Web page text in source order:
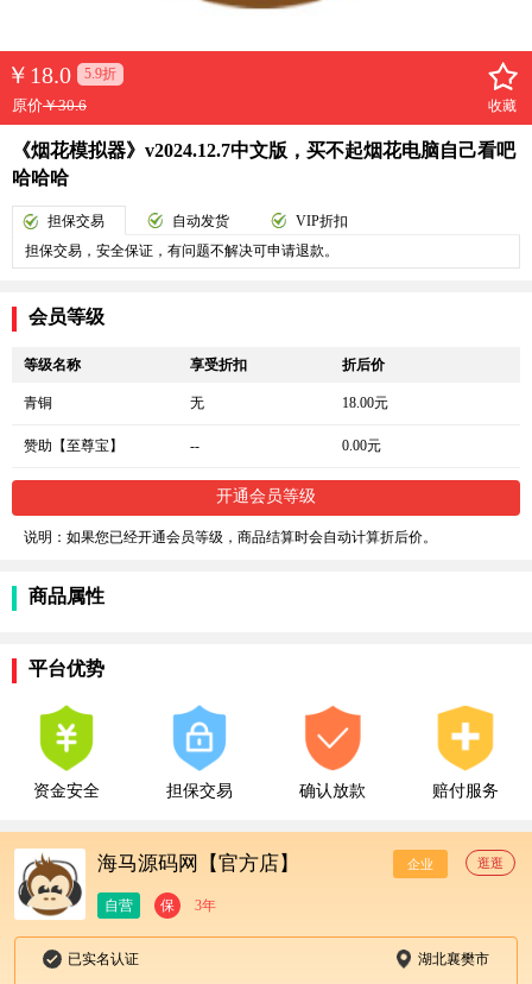
￥ 18.0 5.9折
原价￥30.6 收藏
《烟花模拟器》v2024.12.7中文版，买不起烟花电脑自己看吧
哈哈哈
担保交易 自动发货
VIP折扣
担保交易，安全保证，有问题不解决可申请退款。
会员等级
等级名称 享受折扣 折后价
青铜 无 18.00元
赞助【至尊宝】 -- 0.00元
开通会员等级
说明：如果您已经开通会员等级，商品结算时会自动计算折后价。
商品属性
平台优势
资金安全 担保交易 确认放款 赔付服务
海马源码网【官方店】 企业 逛逛
自营 保 3年
已实名认证 湖北襄樊市